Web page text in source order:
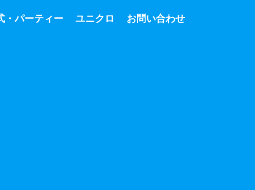
・パーティー ユニクロ お問い合わせ